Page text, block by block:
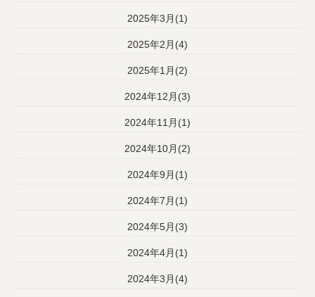
2025年3月(1)
2025年2月(4)
2025年1月(2)
2024年12月(3)
2024年11月(1)
2024年10月(2)
2024年9月(1)
2024年7月(1)
2024年5月(3)
2024年4月(1)
2024年3月(4)